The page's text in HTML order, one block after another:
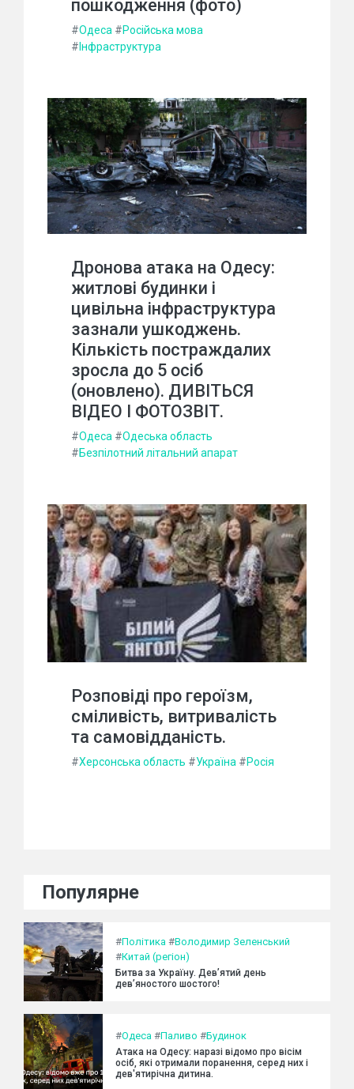
пошкодження (фото)
#Одеса #Російська мова
# Інфраструктура
Дронова атака на Одесу:
житлові будинки і
цивільна інфраструктура
зазнали ушкоджень.
Кількість постраждалих
зросла до 5 осіб
(оновлено). ДИВІТЬСЯ
ВІДЕО І ФОТОЗВІТ.
#Одеса #Одеська область
#Безпілотний літальний апарат
Розповіді про героїзм,
сміливість, витривалість
та самовідданість.
#Херсонська область #Україна #Росія
Популярне
#Політика #Володимир Зеленський
#Китай (регіон)
Битва за Україну. Дев’ятий день
дев’яностого шостого!
#Одеса #Паливо #Будинок
Атака на Одесу: наразі відомо про вісім
осіб, які отримали поранення, серед них і
дев'ятирічна дитина.